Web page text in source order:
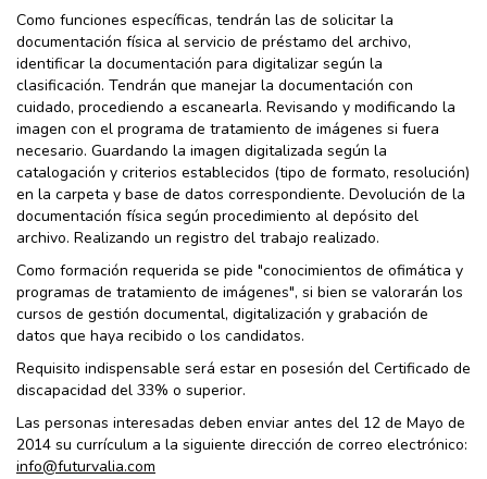
Como funciones específicas, tendrán las de solicitar la
documentación física al servicio de préstamo del archivo,
identificar la documentación para digitalizar según la
clasificación. Tendrán que manejar la documentación con
cuidado, procediendo a escanearla. Revisando y modificando la
imagen con el programa de tratamiento de imágenes si fuera
necesario. Guardando la imagen digitalizada según la
catalogación y criterios establecidos (tipo de formato, resolución)
en la carpeta y base de datos correspondiente. Devolución de la
documentación física según procedimiento al depósito del
archivo. Realizando un registro del trabajo realizado.
Como formación requerida se pide "conocimientos de ofimática y
programas de tratamiento de imágenes", si bien se valorarán los
cursos de gestión documental, digitalización y grabación de
datos que haya recibido o los candidatos.
Requisito indispensable será estar en posesión del Certificado de
discapacidad del 33% o superior.
Las personas interesadas deben enviar antes del 12 de Mayo de
2014 su currículum a la siguiente dirección de correo electrónico:
info@futurvalia.com